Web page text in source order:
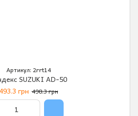
Артикул: 2rrt14
SUZUKI AD-50
493.3 грн 498.3 грн